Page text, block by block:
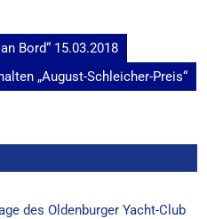
Bord“ 15.03.2018
„August-Schleicher-Preis“
des Oldenburger Yacht-Club